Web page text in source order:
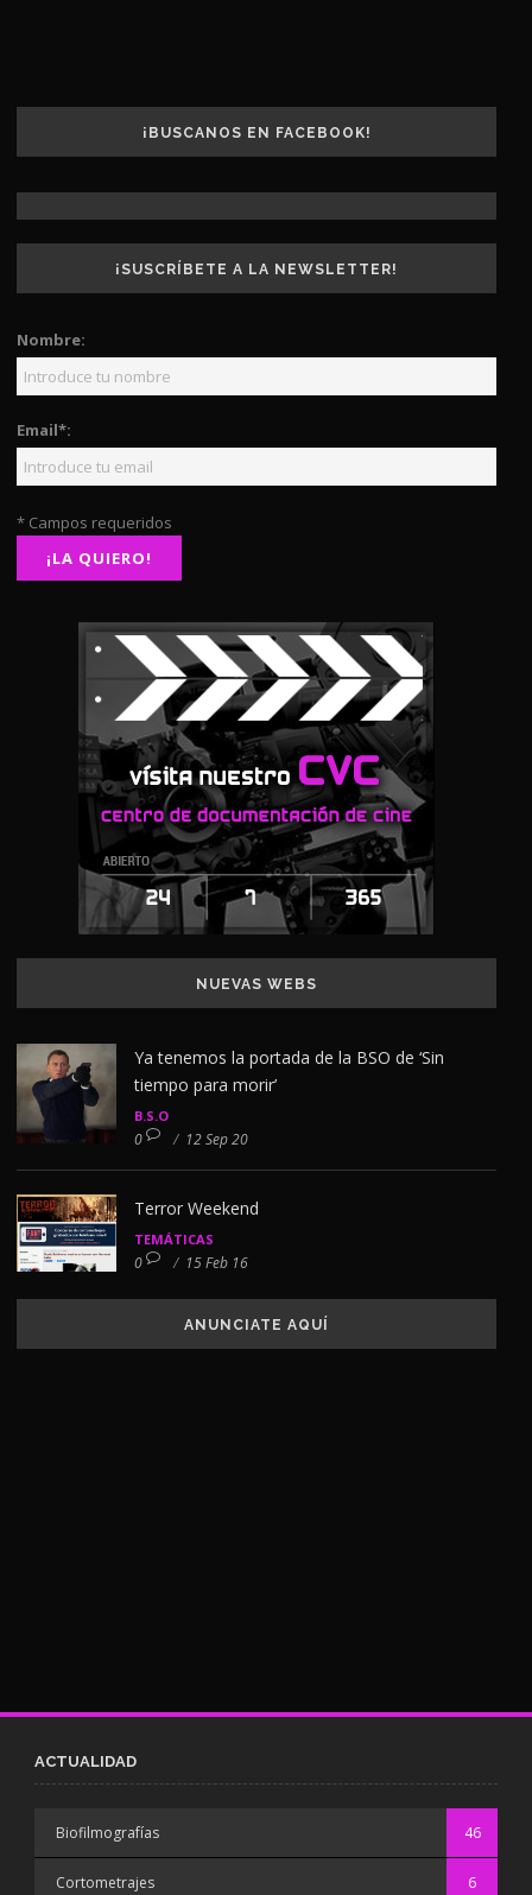
¡BUSCANOS EN FACEBOOK!
¡SUSCRÍBETE A LA NEWSLETTER!
Nombre:
Email*:
* Campos requeridos
NUEVAS WEBS
Ya tenemos la portada de la BSO de ‘Sin
tiempo para morir’
B.S.O
0 / 12 Sep 20
Terror Weekend
TEMÁTICAS
0 / 15 Feb 16
ANUNCIATE AQUÍ
ACTUALIDAD
Biofilmografías 46
Cortometrajes 6